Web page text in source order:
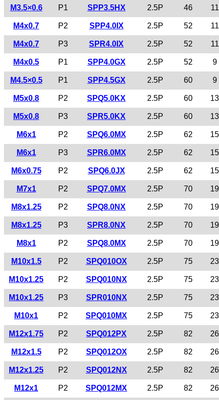
M3.5×0.6 P1 SPP3.5HX 2.5P 46 11
M4x0.7 P2 SPP4.0IX 2.5P 52 11
M4x0.7 P3 SPR4.0IX 2.5P 52 11
M4x0.5 P1 SPP4.0GX 2.5P 52 9
M4.5×0.5 P1 SPP4.5GX 2.5P 60 9
M5x0.8 P2 SPQ5.0KX 2.5P 60 13
M5x0.8 P3 SPR5.0KX 2.5P 60 13
M6x1 P2 SPQ6.0MX 2.5P 62 15
M6x1 P3 SPR6.0MX 2.5P 62 15
M6x0.75 P2 SPQ6.0JX 2.5P 62 15
M7x1 P2 SPQ7.0MX 2.5P 70 19
M8x1.25 P2 SPQ8.0NX 2.5P 70 19
M8x1.25 P3 SPR8.0NX 2.5P 70 19
M8x1 P2 SPQ8.0MX 2.5P 70 19
M10x1.5 P2 SPQ010OX 2.5P 75 23
M10x1.25 P2 SPQ010NX 2.5P 75 23
M10x1.25 P3 SPR010NX 2.5P 75 23
M10x1 P2 SPQ010MX 2.5P 75 23
M12x1.75 P2 SPQ012PX 2.5P 82 26
M12x1.5 P2 SPQ012OX 2.5P 82 26
M12x1.25 P2 SPQ012NX 2.5P 82 26
M12x1 P2 SPQ012MX 2.5P 82 26